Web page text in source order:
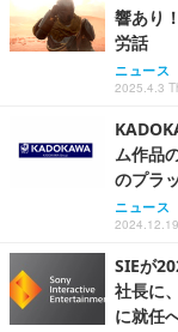
響あり
労話
ニュース
2025.4.3
ム作品
のプラ
ニュース
SIEが
社長に
に就任